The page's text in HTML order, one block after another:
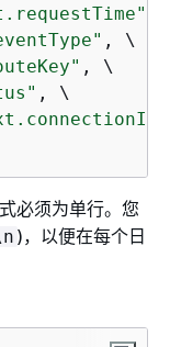
必须为单行。您
)，以便在每个日